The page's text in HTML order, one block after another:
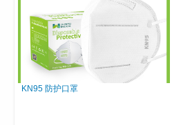
KN95 防护口罩